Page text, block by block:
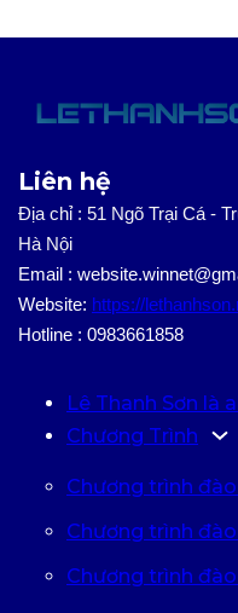
Liên hệ
Địa chỉ : 51 Ngõ Trại Cá -
Hà Nội
Email :
Website: https://
Hotline : 0983661858
Lê Thanh Sơn là
Chương Trình
Chương trình
Chương trình
Chương trình